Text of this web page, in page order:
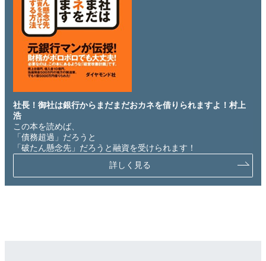
社長！御社は銀行からまだまだおカネを借りられますよ！村上
浩
この本を読めば、
「債務超過」だろうと
「破たん懸念先」だろうと融資を受けられます！
詳しく見る